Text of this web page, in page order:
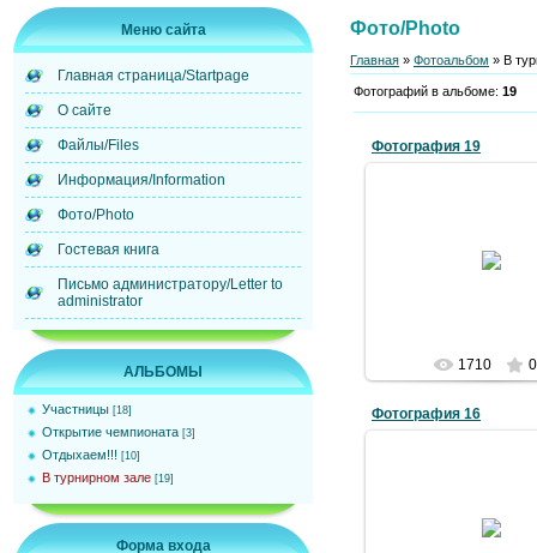
Меню сайта
Главная страница/Startpage
О сайте
Файлы/Files
Информация/Information
Фото/Photo
Гостевая книга
Письмо администратору/Letter to
administrator
АЛЬБОМЫ
Участницы [18]
Открытие чемпионата [3]
Отдыхаем!!! [10]
В турнирном зале [19]
Форма входа
Фото/Photo
Главная » Фотоальбом » В
Фотографий в альбоме: 19
Фотография 19
1710
Фотография 16